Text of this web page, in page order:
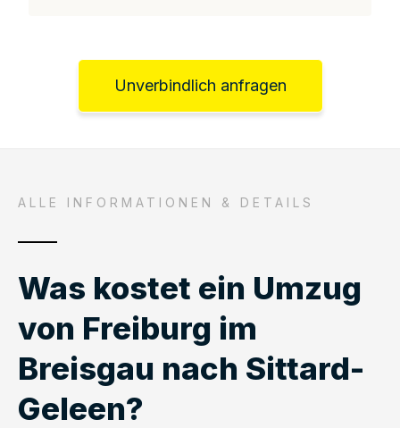
Unverbindlich anfragen
ALLE INFORMATIONEN & DETAILS
Was kostet ein Umzug
von Freiburg im
Breisgau nach Sittard-
Geleen?